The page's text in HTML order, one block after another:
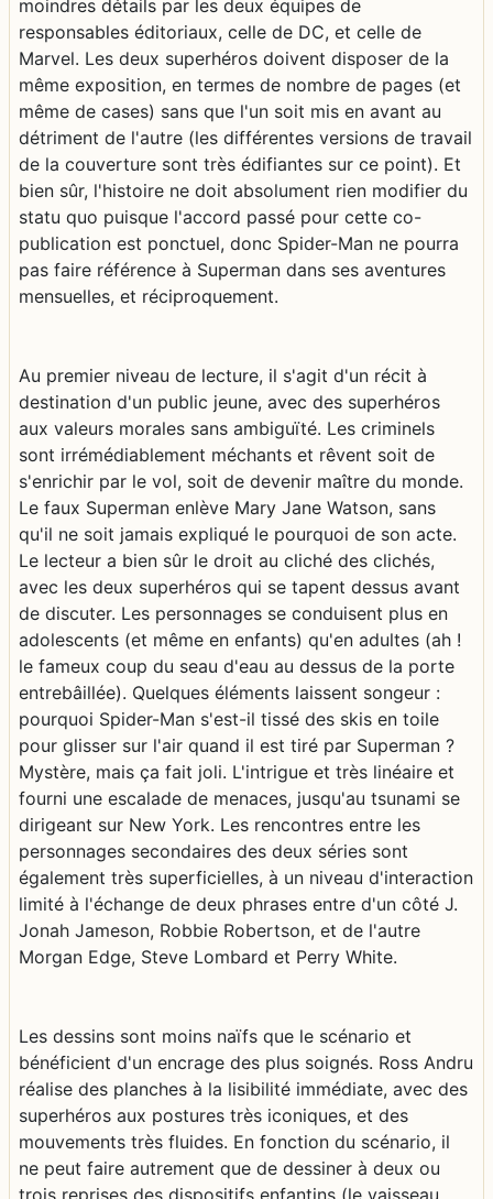
moindres détails par les deux équipes de
responsables éditoriaux, celle de DC, et celle de
Marvel. Les deux superhéros doivent disposer de la
même exposition, en termes de nombre de pages (et
même de cases) sans que l'un soit mis en avant au
détriment de l'autre (les différentes versions de travail
de la couverture sont très édifiantes sur ce point). Et
bien sûr, l'histoire ne doit absolument rien modifier du
statu quo puisque l'accord passé pour cette co-
publication est ponctuel, donc Spider-Man ne pourra
pas faire référence à Superman dans ses aventures
mensuelles, et réciproquement.
Au premier niveau de lecture, il s'agit d'un récit à
destination d'un public jeune, avec des superhéros
aux valeurs morales sans ambiguïté. Les criminels
sont irrémédiablement méchants et rêvent soit de
s'enrichir par le vol, soit de devenir maître du monde.
Le faux Superman enlève Mary Jane Watson, sans
qu'il ne soit jamais expliqué le pourquoi de son acte.
Le lecteur a bien sûr le droit au cliché des clichés,
avec les deux superhéros qui se tapent dessus avant
de discuter. Les personnages se conduisent plus en
adolescents (et même en enfants) qu'en adultes (ah !
le fameux coup du seau d'eau au dessus de la porte
entrebâillée). Quelques éléments laissent songeur :
pourquoi Spider-Man s'est-il tissé des skis en toile
pour glisser sur l'air quand il est tiré par Superman ?
Mystère, mais ça fait joli. L'intrigue et très linéaire et
fourni une escalade de menaces, jusqu'au tsunami se
dirigeant sur New York. Les rencontres entre les
personnages secondaires des deux séries sont
également très superficielles, à un niveau d'interaction
limité à l'échange de deux phrases entre d'un côté J.
Jonah Jameson, Robbie Robertson, et de l'autre
Morgan Edge, Steve Lombard et Perry White.
Les dessins sont moins naïfs que le scénario et
bénéficient d'un encrage des plus soignés. Ross Andru
réalise des planches à la lisibilité immédiate, avec des
superhéros aux postures très iconiques, et des
mouvements très fluides. En fonction du scénario, il
ne peut faire autrement que de dessiner à deux ou
trois reprises des dispositifs enfantins (le vaisseau